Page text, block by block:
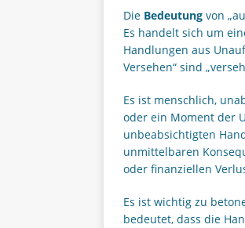
Die Bedeutung von
Es handelt sich um
Handlungen aus
Versehen“ sind
Es ist menschlich,
oder ein Moment der
unbeabsichtigten
unmittelbaren
oder finanziellen
Es ist wichtig zu
bedeutet, dass die